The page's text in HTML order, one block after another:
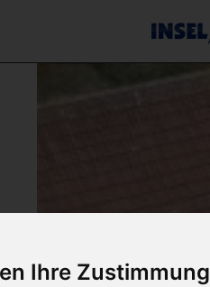
Ihre Zustimmung